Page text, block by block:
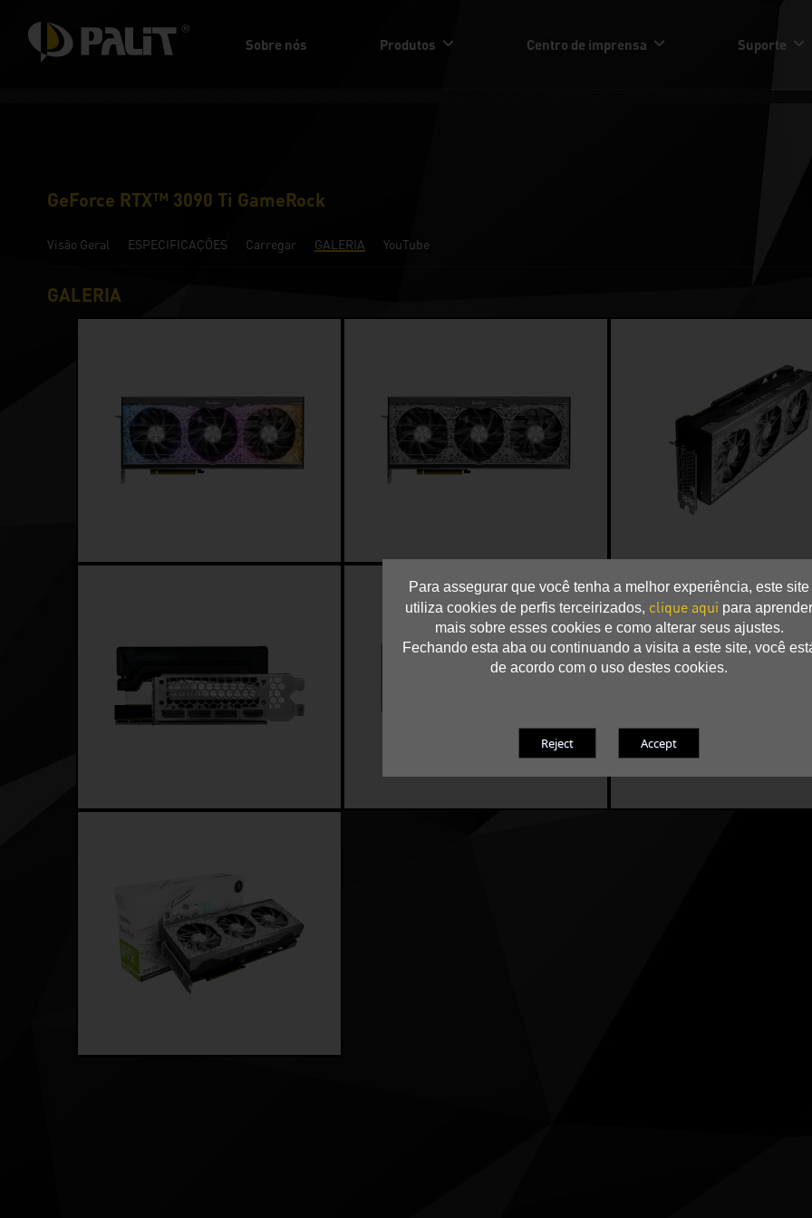
Para assegurar que você tenha a melhor experiência, este site
utiliza cookies de perfis terceirizados, clique aqui para aprender
mais sobre esses cookies e como alterar seus ajustes.
Fechando esta aba ou continuando a visita a este site, você
de acordo com o uso destes cookies.
Sobre nós Produtos Centro de imprensa Suporte
GeForce RTX™ 3090 Ti GameRock
Visão Geral ESPECIFICAÇÕES Carregar GALERIA YouTube
GALERIA